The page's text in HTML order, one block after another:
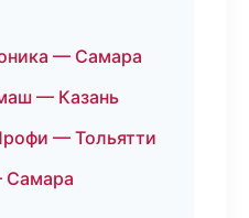
— Самара
— Казань
— Тольятти
Самара